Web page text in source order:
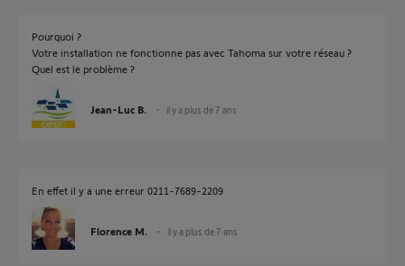
Pourquoi ?
Votre installation ne fonctionne pas avec Tahoma sur votre réseau ?
Quel est le problème ?
Jean-Luc B. il y a plus de 7 ans
En effet il y a une erreur 0211-7689-2209
Florence M. il y a plus de 7 ans